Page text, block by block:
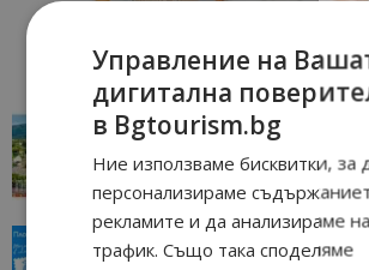
“Пощенска картичка от…”:
отвъд очакваното
Петрич 11/07/2026 11:22
“Пощенска картичка от…”:
всички времена
Управление на
дигитална
в Bgtourism.bg
Ние използваме бисквитки, за
персонализираме
рекламите и да анализираме
трафик. Също така споделяме